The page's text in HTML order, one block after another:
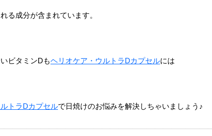
る成分が含まれています。
ビタミンDもヘリオケア・ウルトラDカプセルには
トラDカプセルで日焼けのお悩みを解決しちゃいましょう♪